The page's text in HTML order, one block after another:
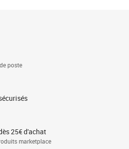
poste
25€ d'achat
marketplace